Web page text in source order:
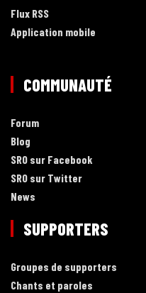
Flux RSS
Application mobile
COMMUNAUTÉ
Forum
Blog
SRO sur Facebook
SRO sur Twitter
News
SUPPORTERS
Groupes de supporters
Chants et paroles